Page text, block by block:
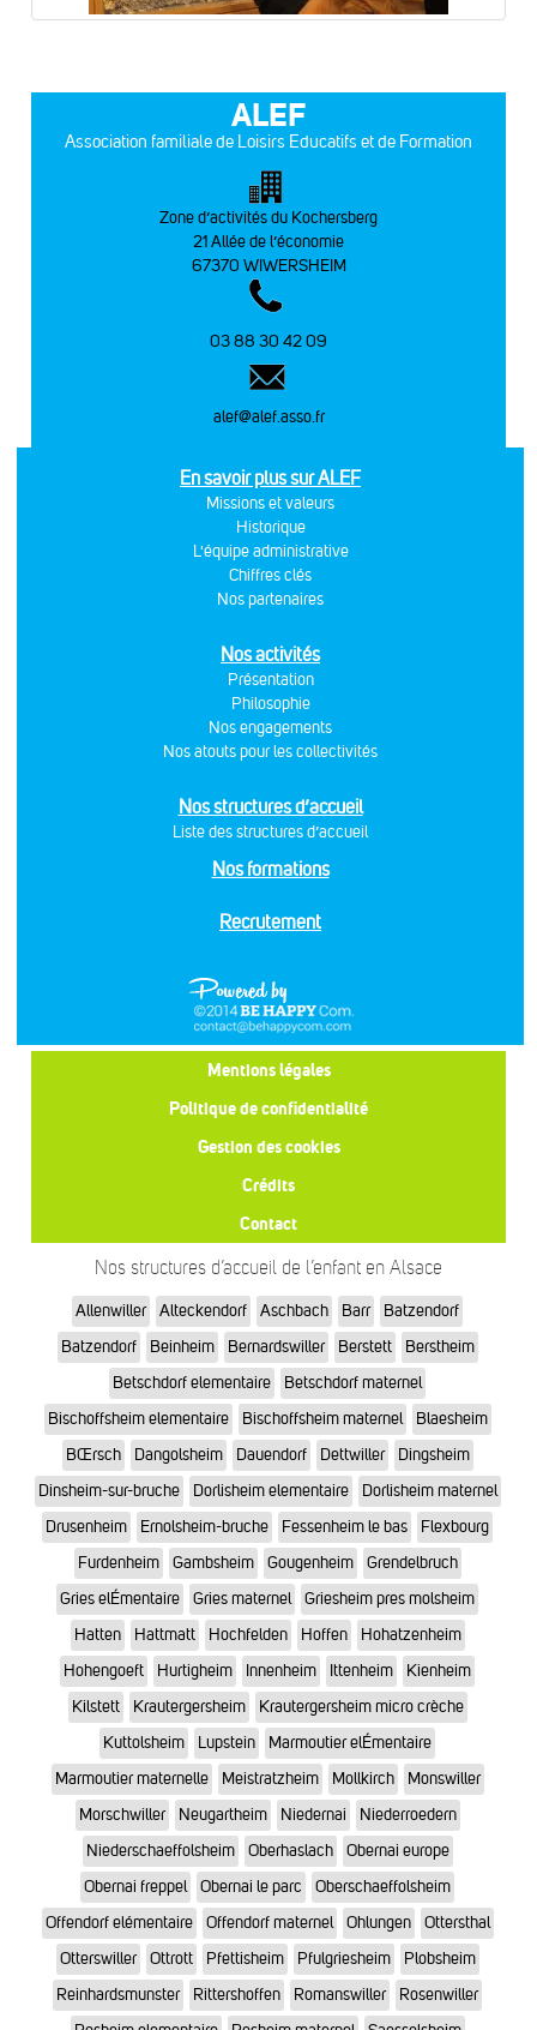
ALEF
Association familiale de Loisirs Educatifs et de Formation
Zone d’activités du Kochersberg
21 Allée de l’économie
67370 WIWERSHEIM
03 88 30 42 09
alef@alef.asso.fr
En savoir plus sur ALEF
Missions et valeurs
Historique
L'équipe administrative
Chiffres clés
Nos partenaires
Nos activités
Présentation
Philosophie
Nos engagements
Nos atouts pour les collectivités
Nos structures d’accueil
Liste des structures d’accueil
Nos formations
Recrutement
Mentions légales
Politique de confidentialité
Gestion des cookies
Crédits
Contact
Nos structures d’accueil de l’enfant en Alsace
Allenwiller Alteckendorf Aschbach Barr
Batzendorf
Batzendorf
Beinheim Bernardswiller Berstett
Berstheim
Betschdorf elementaire
Betschdorf maternel
Bischoffsheim elementaire
Bischoffsheim maternel
Blaesheim
BŒrsch
Dangolsheim Dauendorf Dettwiller
Dingsheim
Dinsheim-sur-bruche
Dorlisheim elementaire
Dorlisheim maternel
Drusenheim
Ernolsheim-bruche Fessenheim le bas
Flexbourg
Furdenheim
Gambsheim Gougenheim
Grendelbruch
Gries elÉmentaire
Gries maternel
Griesheim pres molsheim
Hatten
Hattmatt Hochfelden Hoffen
Hohatzenheim
Hohengoeft
Hurtigheim Innenheim Ittenheim
Kienheim
Kilstett
Krautergersheim
Krautergersheim micro crèche
Kuttolsheim
Lupstein
Marmoutier elÉmentaire
Marmoutier maternelle
Meistratzheim Mollkirch
Monswiller
Morschwiller
Neugartheim Niedernai
Niederroedern
Niederschaeffolsheim
Oberhaslach
Obernai europe
Obernai freppel
Obernai le parc
Oberschaeffolsheim
Offendorf elémentaire
Offendorf maternel Ohlungen
Ottersthal
Otterswiller
Ottrott Pfettisheim Pfulgriesheim
Plobsheim
Reinhardsmunster
Rittershoffen Romanswiller
Rosenwiller